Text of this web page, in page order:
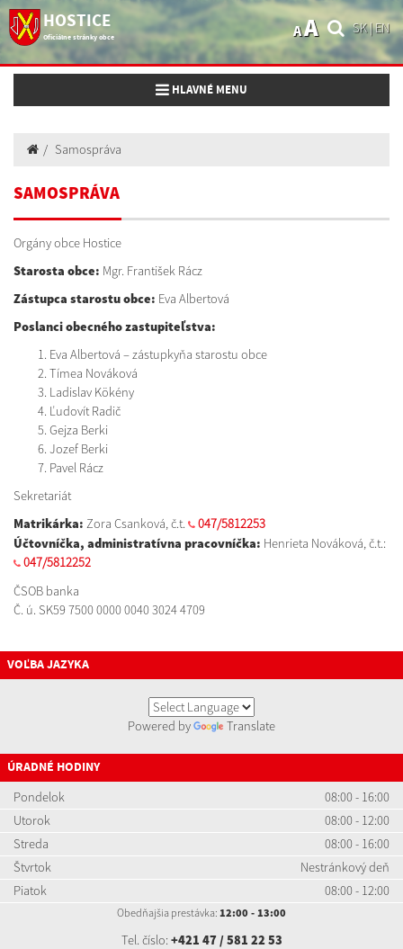
HOSTICE
Oficiálne stránky obce
SK|EN
AA
Toggle navigation
HLAVNÉ MENU
Samospráva
SAMOSPRÁVA
Orgány obce Hostice
Starosta obce: Mgr. František Rácz
Zástupca starostu obce: Eva Albertová
Poslanci obecného zastupiteľstva:
Eva Albertová – zástupkyňa starostu obce
Tímea Nováková
Ladislav Kökény
Ľudovít Radič
Gejza Berki
Jozef Berki
Pavel Rácz
Sekretariát
Matrikárka: Zora Csanková, č.t.
047/5812253
Účtovníčka, administratívna pracovníčka: Henrieta Nováková, č.t.:
047/5812252
ČSOB banka
Č. ú. SK59 7500 0000 0040 3024 4709
VOĽBA JAZYKA
Powered by Translate
ÚRADNÉ HODINY
Pondelok
08:00 - 16:00
Utorok
08:00 - 12:00
Streda
08:00 - 16:00
Štvrtok
Nestránkový deň
Piatok
08:00 - 12:00
Obedňajšia prestávka: 12:00 - 13:00
Tel. číslo: +421 47 / 581 22 53